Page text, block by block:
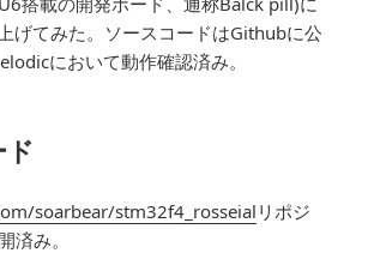
げてみた。ソースコードはGithubに公
において動作確認済み。
soarbear/stm32f4_rosseial リポジ
済み。